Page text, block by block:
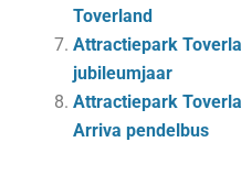
Toverland
Attractiepark
jubileumjaar
Attractiepark
Arriva pendelbus